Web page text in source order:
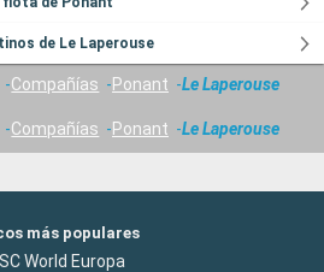
de Le Laperouse
Compañías Ponant Le Laperouse
Compañías Ponant Le Laperouse
más populares
World Europa